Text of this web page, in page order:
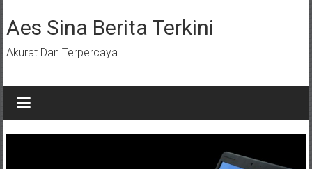
ke
konten
Aes Sina Berita Terkini
Akurat Dan Terpercaya